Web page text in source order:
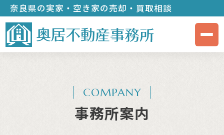
奈良県の実家・空き家の売却・買取相談
COMPANY
事務所案内